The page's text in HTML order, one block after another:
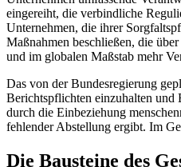
ein­gereiht, die verbindliche
Unternehmen, die ihrer
Maßnahmen beschließen, die
und im globalen Maßstab mehr
Das von der Bundesregierung
Berichtspflichten einzuhalten und
durch die Ein­beziehung
fehlender Abstellung ergibt. Im
Die Bausteine des